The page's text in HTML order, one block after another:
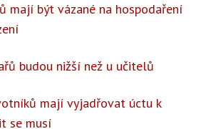
mají být vázané na hospodaření
budou nižší než u učitelů
mají vyjadřovat úctu k
se musí